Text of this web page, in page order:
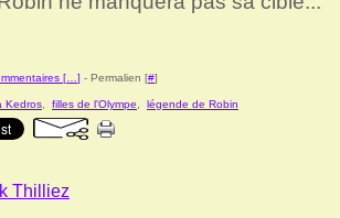
[ ] - Permalien [#]
Kedros filles de l'Olympe légende de Robin
Thilliez